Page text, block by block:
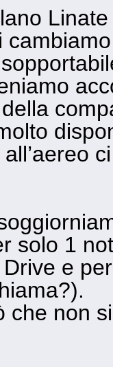
solo 1
e
che non